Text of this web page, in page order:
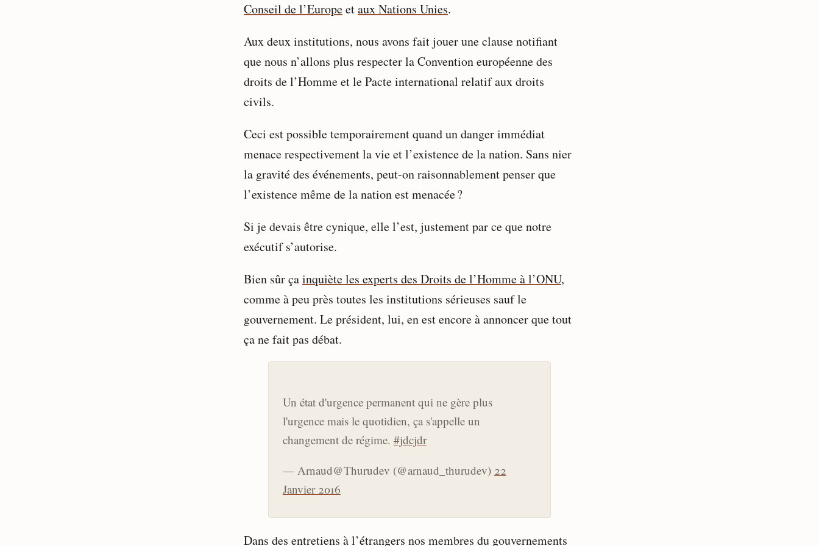
Conseil de l’Europeetaux Nations Unies.
Aux deux institutions, nous avons fait jouer une clause notifiant
que nous n’allons plus respecter la Convention européenne des
droits de l’Homme et le Pacte international relatif aux droits
civils.
Ceci est possible temporairement quand un danger immédiat
menace respectivement la vie et l’existence de la nation. Sans nier
la gravité des événements, peut-on raisonnablement penser que
l’existence même de la nation est menacée ?
Si je devais être cynique, elle l’est, justement par ce que notre
exécutif s’autorise.
Bien sûr çainquiète les experts des Droits de l’Homme à l’ONU,
comme à peu près toutes les institutions sérieuses sauf le
gouvernement. Le président, lui, en est encore à annoncer que tout
ça ne fait pas débat.
Un état d'urgence permanent qui ne gère plus
l'urgence mais le quotidien, ça s'appelle un
changement de régime. #jdcjdr
— Arnaud@Thurudev (@arnaud_thurudev) 22
Janvier 2016
Dans des entretiens à l’étrangers nos membres du gouvernements